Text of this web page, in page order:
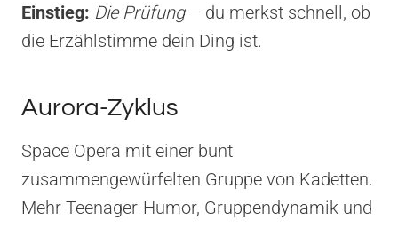
Einstieg: Die Prüfung– du merkst schnell, ob
die Erzählstimme dein Ding ist.
Aurora-Zyklus
Space Opera mit einer bunt
zusammengewürfelten Gruppe von Kadetten.
Mehr Teenager-Humor, Gruppendynamik und